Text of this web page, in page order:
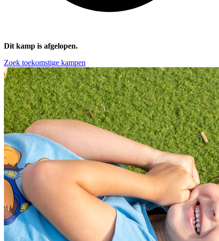
Dit kamp is afgelopen.
Zoek toekomstige kampen